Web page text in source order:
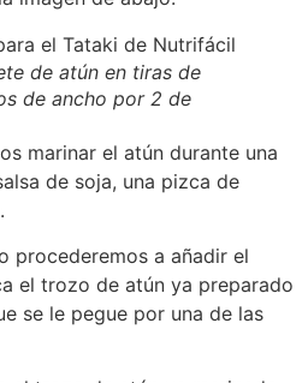
de atún en tiras de
de ancho por 2 de
marinar el atún durante una
de soja, una pizca de
procederemos a añadir el
el trozo de atún ya preparado
se le pegue por una de las